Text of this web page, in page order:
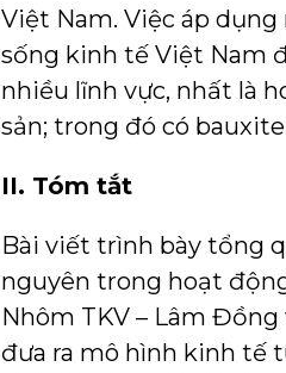
Việt Nam. Việc áp
sống kinh tế Việt Nam
nhiều lĩnh vực, nhất là
sản; trong đó có
II. Tóm tắt
Bài viết trình bày tổng
nguyên trong hoạt
Nhôm TKV – Lâm Đồng
đưa ra mô hình kinh tế